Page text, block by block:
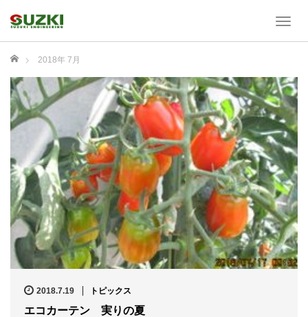
T
l
e
n
a
v
g
a
t
i
o
n
ホーム 2018年 7月
2018.7.19 トピックス
エコカーテン 実りの夏